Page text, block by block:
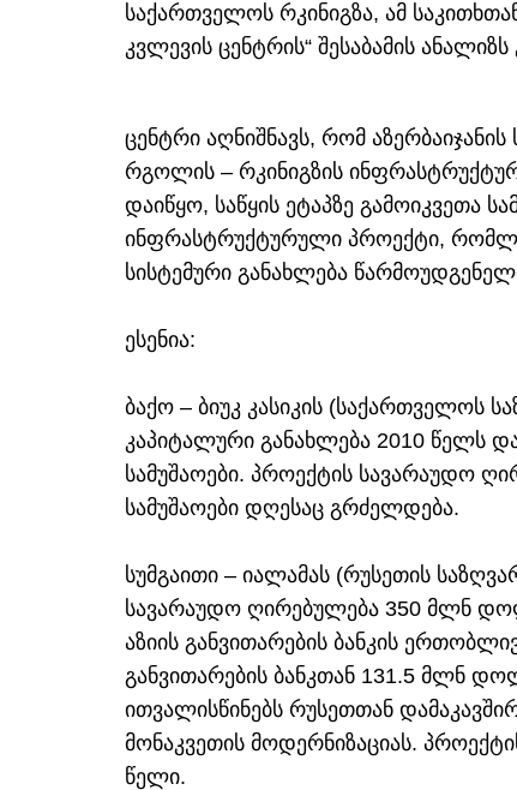
საქართველოს რკინიგზა, ამ
კვლევის ცენტრის“ შესაბამის
ცენტრი აღნიშნავს, რომ
რგოლის – რკინიგზის
დაიწყო, საწყის ეტაპზე გამოიკვეთა
ინფრასტრუქტურული პროექტი,
სისტემური განახლება
ესენია:
ბაქო – ბიუკ კასიკის (საქართველოს
კაპიტალური განახლება 2010 წელს
სამუშაოები. პროექტის სავარაუდო
სამუშაოები დღესაც გრძელდება.
სუმგაითი – იალამას (რუსეთის
სავარაუდო ღირებულება 350 მლნ
აზიის განვითარების ბანკის
განვითარების ბანკთან 131.5 მლნ
ითვალისწინებს რუსეთთან
მონაკვეთის მოდერნიზაციას.
წელი.